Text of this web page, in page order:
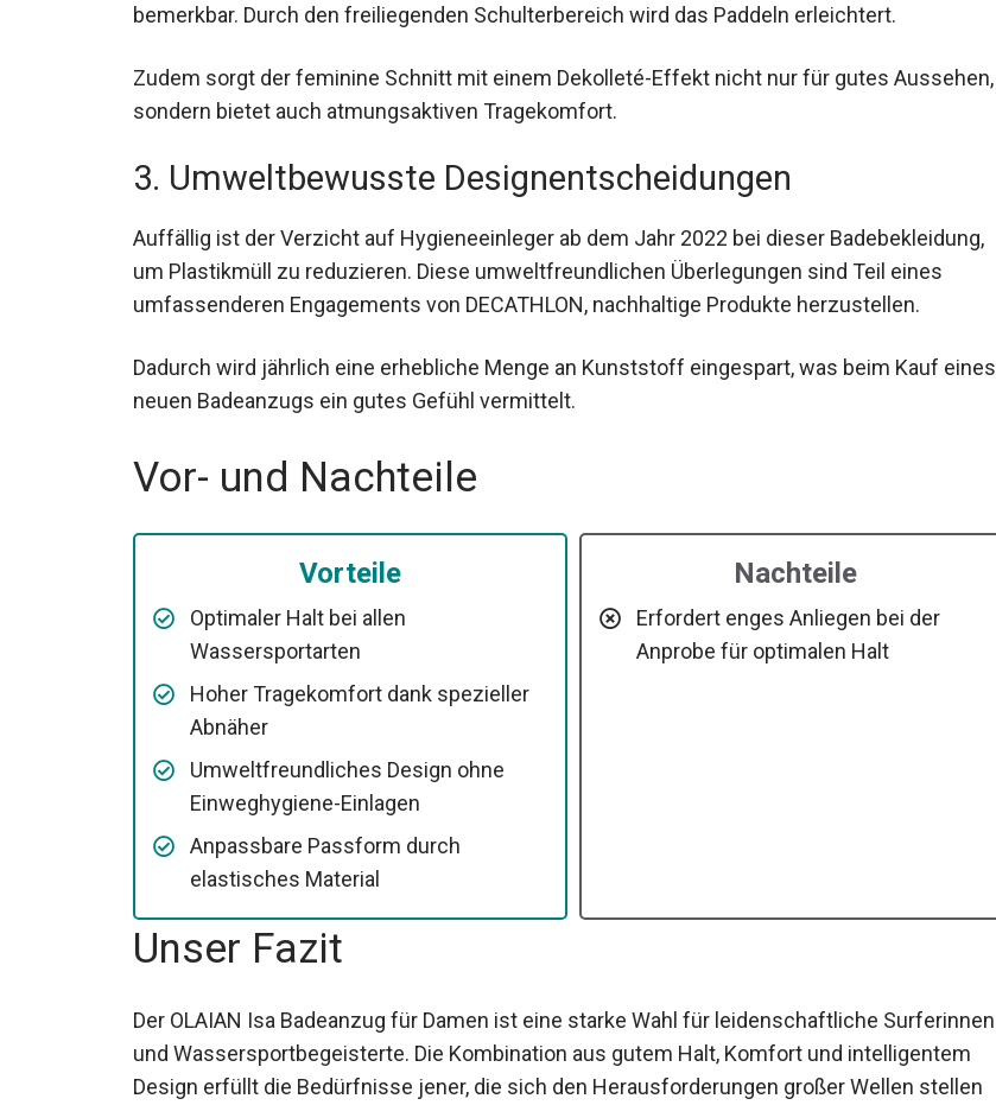
bemerkbar. Durch den freiliegenden Schulterbereich wird das Paddeln erleichtert.
Zudem sorgt der feminine Schnitt mit einem Dekolleté-Effekt nicht nur für gutes Aussehen,
sondern bietet auch atmungsaktiven Tragekomfort.
3. Umweltbewusste Designentscheidungen
Auffällig ist der Verzicht auf Hygieneeinleger ab dem Jahr 2022 bei dieser Badebekleidung,
um Plastikmüll zu reduzieren. Diese umweltfreundlichen Überlegungen sind Teil eines
umfassenderen Engagements von DECATHLON, nachhaltige Produkte herzustellen.
Dadurch wird jährlich eine erhebliche Menge an Kunststoff eingespart, was beim Kauf eines
neuen Badeanzugs ein gutes Gefühl vermittelt.
Vor- und Nachteile
Vorteile
Optimaler Halt bei allen
Wassersportarten
Hoher Tragekomfort dank spezieller
Abnäher
Umweltfreundliches Design ohne
Einweghygiene-Einlagen
Anpassbare Passform durch
elastisches Material
Nachteile
Erfordert enges Anliegen bei der
Anprobe für optimalen Halt
Unser Fazit
Der OLAIAN Isa Badeanzug für Damen ist eine starke Wahl für leidenschaftliche Surferinnen
und Wassersportbegeisterte. Die Kombination aus gutem Halt, Komfort und intelligentem
Design erfüllt die Bedürfnisse jener, die sich den Herausforderungen großer Wellen stellen